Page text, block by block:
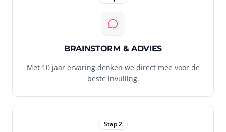
BRAINSTORM & ADVIES
Met 10 jaar ervaring denken we direct mee voor de
beste invulling.
Stap2